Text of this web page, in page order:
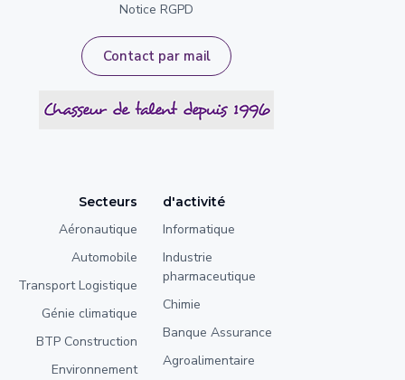
Notice RGPD
Contact par mail
Secteurs
Aéronautique
Automobile
Transport Logistique
Génie climatique
BTP Construction
Environnement
d'activité
Informatique
Industrie
pharmaceutique
Chimie
Banque Assurance
Agroalimentaire